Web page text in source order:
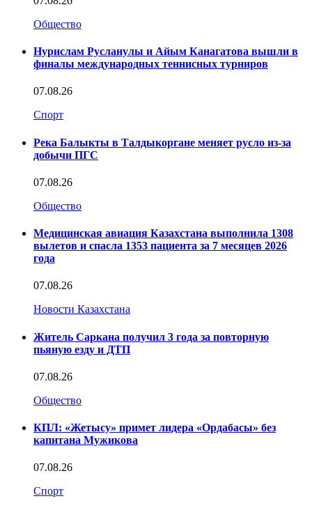
Общество
Нурислам Русланулы и Айым Канагатова вышли в
финалы международных теннисных турниров
07.08.26
Спорт
Река Балыкты в Талдыкоргане меняет русло из-за
добычи ПГС
07.08.26
Общество
Медицинская авиация Казахстана выполнила 1308
вылетов и спасла 1353 пациента за 7 месяцев 2026
года
07.08.26
Новости Казахстана
Житель Саркана получил 3 года за повторную
пьяную езду и ДТП
07.08.26
Общество
КПЛ: «Жетысу» примет лидера «Ордабасы» без
капитана Мужикова
07.08.26
Спорт